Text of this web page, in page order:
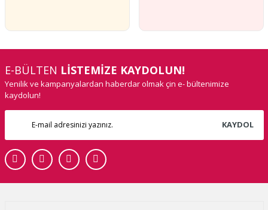
E-BÜLTEN LİSTEMİZE KAYDOLUN!
Yenilik ve kampanyalardan haberdar olmak çin e- bültenimize
kaydolun!
KAYDOL